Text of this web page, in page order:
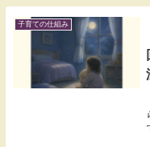
子育ての仕組み